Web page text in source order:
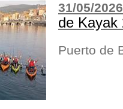
31/05/
de Kayak
Puerto de